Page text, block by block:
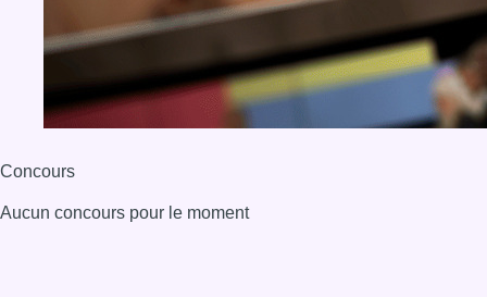
Concours
Aucun concours pour le moment